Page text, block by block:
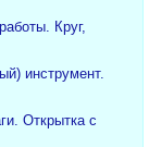
Круг,
инструмент.
Открытка с